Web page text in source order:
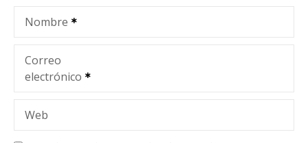
n
a
Nombre
Correo
electrónico
Web